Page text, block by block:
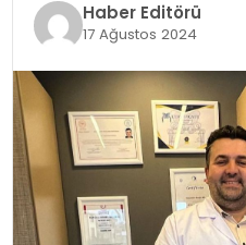
Haber Editörü
17 Ağustos 2024